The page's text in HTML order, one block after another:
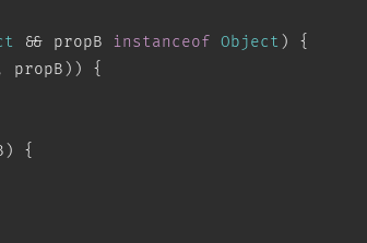
&& propB instanceof Object ) {
propB)) {
{